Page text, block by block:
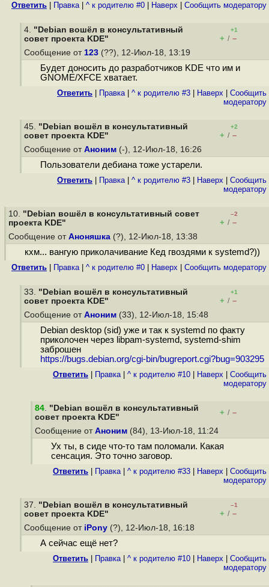
Ответить Правка| ^ к родителю #0 Наверх Cообщить модератору
4. "Debian вошёл в консультативный
cовет проекта KDE"
+1
+ / –
Сообщение от 123 (??), 12-Июл-18, 13:19
Будет доносить до разработчиков KDE что им и
GNOME/XFCE хватает.
Ответить Правка| ^ к родителю #3 Наверх
Cообщить
модератору
45. "Debian вошёл в консультативный
cовет проекта KDE"
+2
+ / –
Сообщение от Аноним (-), 12-Июл-18, 16:26
Пользователи дебиана тоже устарели.
Ответить Правка| ^ к родителю #3 Наверх
Cообщить
модератору
10. "Debian вошёл в консультативный cовет
проекта KDE"
–2
+ / –
Сообщение от Аноняшка (?), 12-Июл-18, 13:38
кхм... вангую приколачивание Кед гвоздями к systemd?))
Ответить Правка| ^ к родителю #0 Наверх Cообщить модератору
33. "Debian вошёл в консультативный
cовет проекта KDE"
+1
+ / –
Сообщение от Аноним (33), 12-Июл-18, 15:48
Debian desktop (sid) уже и так к systemd по факту
приколочен через libpam-systemd, systemd-shim
заброшен
https://bugs.debian.org/cgi-bin/bugreport.cgi?bug=903295
Ответить Правка| ^ к родителю #10 Наверх
Cообщить
модератору
84. "Debian вошёл в консультативный
cовет проекта KDE"
+ / –
Сообщение от Аноним (84), 13-Июл-18, 11:24
Ух ты, в сиде что-то там поломали. Какая
сенсация. Это точно заговор.
Ответить Правка| ^ к родителю #33 Наверх
Cообщить
модератору
37. "Debian вошёл в консультативный
cовет проекта KDE"
–1
+ / –
Сообщение от iPony (?), 12-Июл-18, 16:18
А сейчас ещё нет?
Ответить Правка| ^ к родителю #10 Наверх
Cообщить
модератору